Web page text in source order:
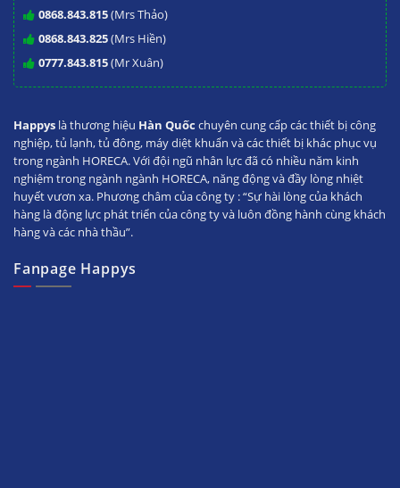
0868.843.815(Mrs Thảo)
0868.843.825(Mrs Hiền)
0777.843.815(Mr Xuân)
Happys là thương hiệu Hàn Quốc chuyên cung cấp các thiết bị công
nghiệp, tủ lạnh, tủ đông, máy diệt khuẩn và các thiết bị khác phục vụ
trong ngành HORECA. Với đội ngũ nhân lực đã có nhiều năm kinh
nghiệm trong ngành ngành HORECA, năng động và đầy lòng nhiệt
huyết vươn xa. Phương châm của công ty : “Sự hài lòng của khách
hàng là động lực phát triển của công ty và luôn đồng hành cùng khách
hàng và các nhà thầu”.
Fanpage Happys